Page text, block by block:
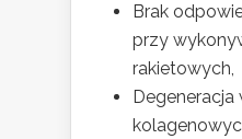
Brak
przy
rakietowych,
Degeneracja